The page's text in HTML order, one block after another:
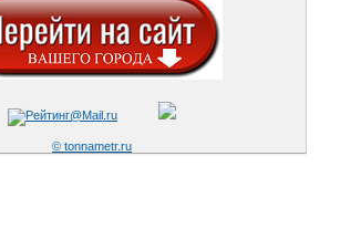
© tonnametr.ru